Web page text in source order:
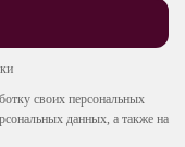
своих персональных
данных, а также на